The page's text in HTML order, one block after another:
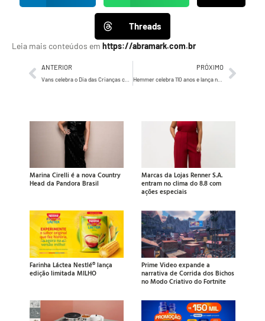
Threads
Leia mais conteúdos em https://abramark.com.br
ANTERIOR PRÓXIMO
Hemmer celebra 110 anos e lança nova embalagem de Pepino Burger na Oktoberfest 2025
Marina Cirelli é a nova Country
Head da Pandora Brasil
Marcas da Lojas Renner S.A.
entram no clima do 8.8 com
ações especiais
Farinha Láctea Nestlé® lança
edição limitada MILHO
Prime Video expande a
narrativa de Corrida dos Bichos
no Modo Criativo do Fortnite